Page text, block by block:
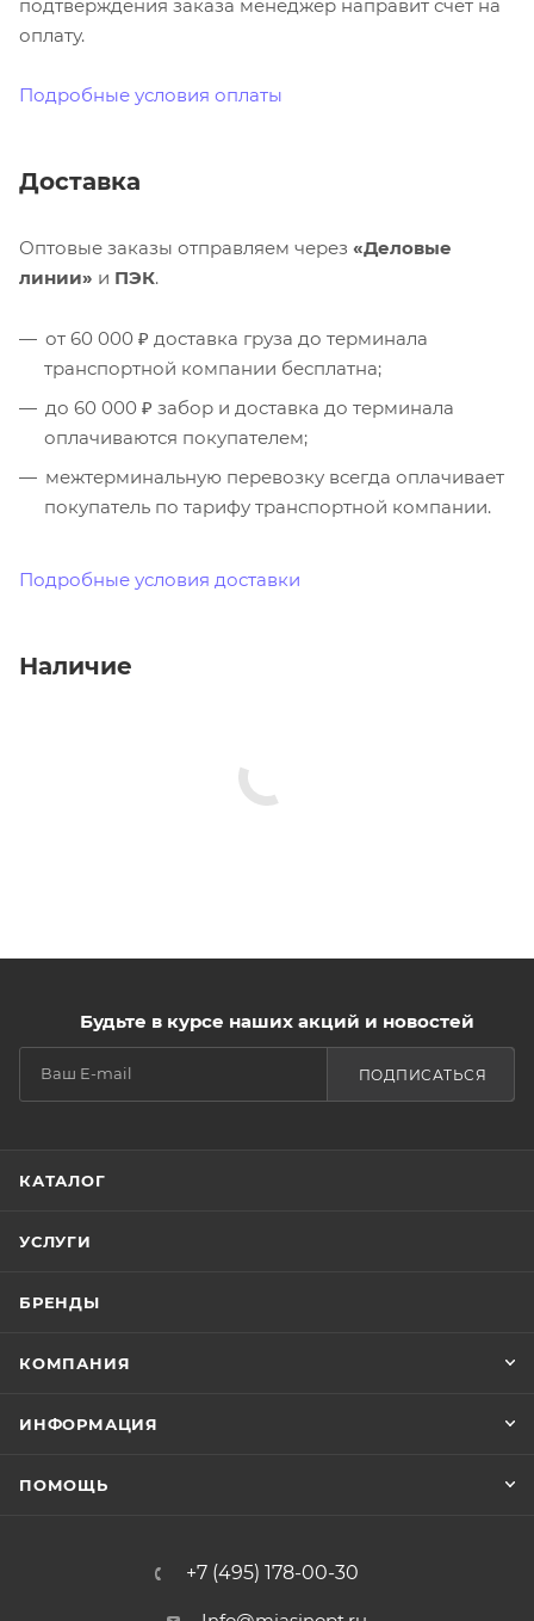
подтверждения заказа менеджер направит счёт на
оплату.
Подробные условия оплаты
Доставка
Оптовые заказы отправляем через «Деловые
линии» и ПЭК.
от 60 000 ₽ доставка груза до терминала
транспортной компании бесплатна;
до 60 000 ₽ забор и доставка до терминала
оплачиваются покупателем;
межтерминальную перевозку всегда оплачивает
покупатель по тарифу транспортной компании.
Подробные условия доставки
Наличие
Будьте в курсе наших акций и новостей
ПОДПИСАТЬСЯ
КАТАЛОГ
УСЛУГИ
БРЕНДЫ
КОМПАНИЯ
ИНФОРМАЦИЯ
ПОМОЩЬ
+7 (495) 178-00-30